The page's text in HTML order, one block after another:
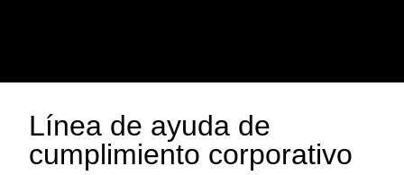
Línea de ayuda de
cumplimiento corporativo